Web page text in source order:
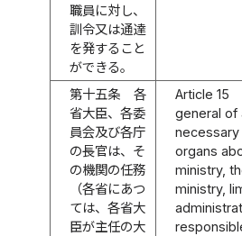
職員に対し、
訓令又は通達
を発すること
ができる。
第十五条
各
省大臣、各委
員会及び各庁
の長官は、そ
の機関の任務
（各省にあつ
ては、各省大
臣が主任の大
Article 15
general of
organs
ministry,
ministry,